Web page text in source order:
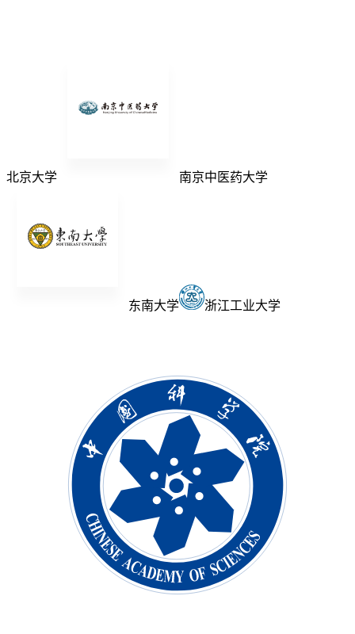
北京大学 南京中医药大学
东南大学 浙江工业大学